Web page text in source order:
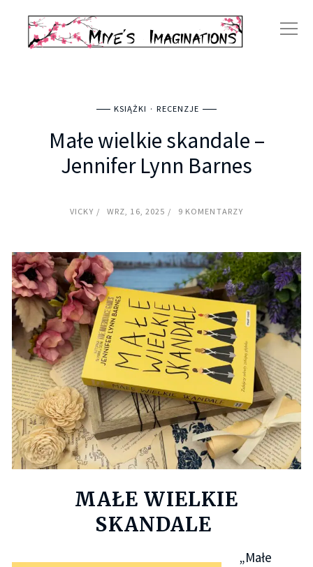
KSIĄŻKI RECENZJE
Małe wielkie skandale –
Jennifer Lynn Barnes
VICKY WRZ, 16, 2025 9 KOMENTARZY
MAŁE WIELKIE
SKANDALE
„Małe